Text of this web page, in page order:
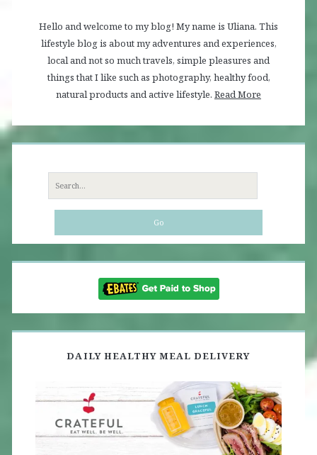
Hello and welcome to my blog! My name is Uliana. This
lifestyle blog is about my adventures and experiences,
local and not so much travels, simple pleasures and
things that I like such as photography, healthy food,
natural products and active lifestyle. Read More
Search
for:
DAILY HEALTHY MEAL DELIVERY